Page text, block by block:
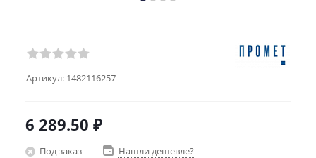
Артикул: 1482116257
6 289.50 ₽
Под заказ Нашли дешевле?